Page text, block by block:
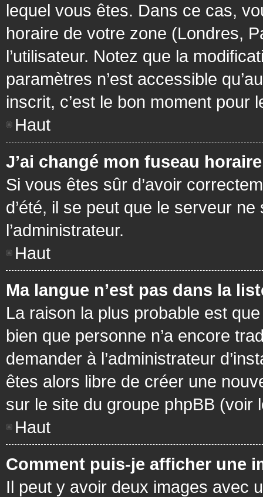
lequel vous êtes. Dans ce cas,
horaire de votre zone (Londres,
l’utilisateur. Notez que la
paramètres n’est accessible
inscrit, c’est le bon moment pour
Haut
J’ai changé mon fuseau
Si vous êtes sûr d’avoir
d’été, il se peut que le serveur
l’administrateur.
Haut
Ma langue n’est pas dans la
La raison la plus probable est
bien que personne n’a encore
demander à l’administrateur
êtes alors libre de créer une
sur le site du groupe phpBB (voir
Haut
Comment puis-je afficher une
Il peut y avoir deux images avec